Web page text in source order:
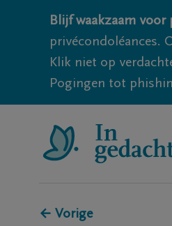
Blijf waakzaam
privécondoléances.
Klik niet op
Pogingen tot
← Vorige